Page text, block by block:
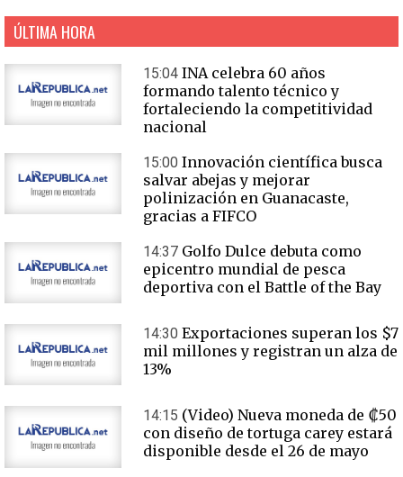
ÚLTIMA HORA
15:04 INA celebra 60 años
formando talento técnico y
fortaleciendo la competitividad
nacional
15:00 Innovación científica busca
salvar abejas y mejorar
polinización en Guanacaste,
gracias a FIFCO
14:37 Golfo Dulce debuta como
epicentro mundial de pesca
deportiva con el Battle of the Bay
14:30 Exportaciones superan los $7
mil millones y registran un alza de
13%
14:15 (Video) Nueva moneda de ₡50
con diseño de tortuga carey estará
disponible desde el 26 de mayo